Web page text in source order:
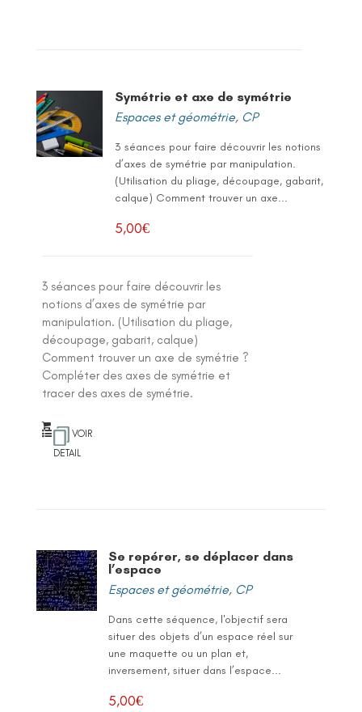
Symétrie et axe de symétrie
Espaces et géométrie, CP
3 séances pour faire découvrir les notions
d’axes de symétrie par manipulation.
(Utilisation du pliage, découpage, gabarit,
calque) Comment trouver un axe...
5,00€
3 séances pour faire découvrir les
notions d’axes de symétrie par
manipulation. (Utilisation du pliage,
découpage, gabarit, calque)
Comment trouver un axe de symétrie ?
Compléter des axes de symétrie et
tracer des axes de symétrie.
VOIR
DETAIL
Se repérer, se déplacer dans
l’espace
Espaces et géométrie, CP
Dans cette séquence, l'objectif sera
situer des objets d’un espace réel sur
une maquette ou un plan et,
inversement, situer dans l’espace...
5,00€